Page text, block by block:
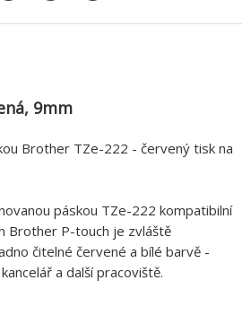
9mm
Brother TZe-222 - červený tisk na
páskou TZe-222 kompatibilní
Brother P-touch je zvláště
čitelné červené a bílé barvě -
a další pracoviště.